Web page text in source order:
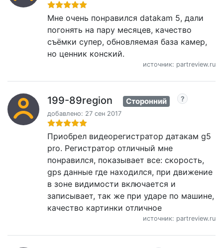
Мне очень понравился datakam 5, дали
погонять на пару месяцев, качество
съёмки супер, обновляемая база камер,
но ценник конский.
источник: partreview.ru
199-89region Сторонний
добавлено: 27 сен 2017
Приобрел видеорегистратор датакам g5
pro. Регистратор отличный мне
понравился, показывает все: скорость,
gps данные где находился, при движение
в зоне видимости включается и
записывает, так же при ударе по машине,
качество картинки отличное
источник: partreview.ru